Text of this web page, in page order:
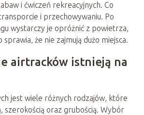
i ćwiczeń rekreacyjnych. Co
i przechowywaniu. Po
wystarczy je opróżnić z powietrza,
sprawia, że nie zajmują dużo miejsca.
airtracków istnieją na
jest wiele różnych rodzajów, które
szerokością oraz grubością. Wybór